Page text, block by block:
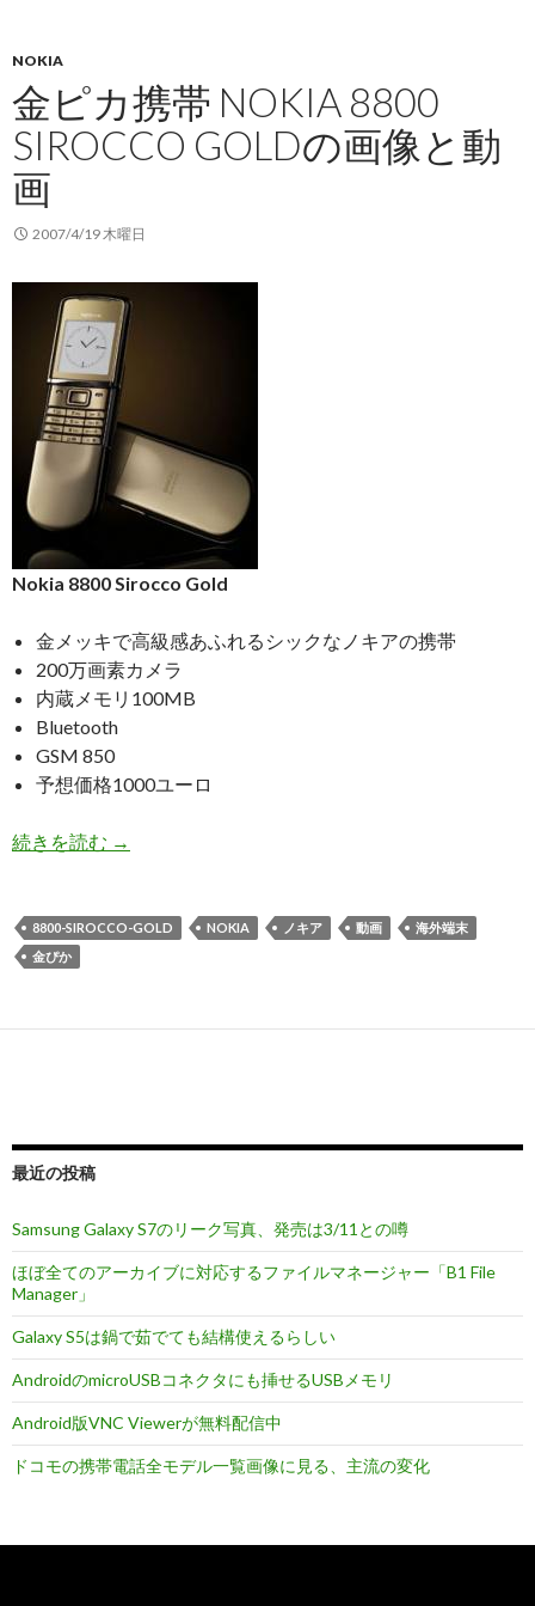
NOKIA
金ピカ携帯 NOKIA 8800
SIROCCO GOLDの画像と動
画
2007/4/19 木曜日
Nokia 8800 Sirocco Gold
金メッキで高級感あふれるシックなノキアの携帯
200万画素カメラ
内蔵メモリ100MB
Bluetooth
GSM 850
予想価格1000ユーロ
続きを読む 金
携
像
画
→
8800-SIROCCO-GOLD NOKIA ノキア 動画
海外端末
金ぴか
最近の投稿
Samsung Galaxy S7のリーク写真、発売は3/11との噂
ほぼ全てのアーカイブに対応するファイルマネージャー「B1 File
Manager」
Galaxy S5は鍋で茹でても結構使えるらしい
AndroidのmicroUSBコネクタにも挿せるUSBメモリ
Android版VNC Viewerが無料配信中
ドコモの携帯電話全モデル一覧画像に見る、主流の変化